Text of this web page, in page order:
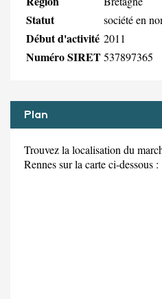
Statut société en
Début d'activité 2011
Numéro SIRET537897365
Plan
Trouvez la localisation du
Rennes sur la carte ci-dessous :